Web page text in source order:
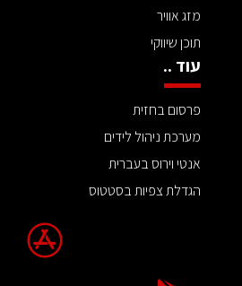
מזג אוויר
תוכן שיווקי
עוד ..
פרסום בחזית
מערכת ניהול לידים
אנטי וירוס בעברית
הגדלת צפיות בסטטוס